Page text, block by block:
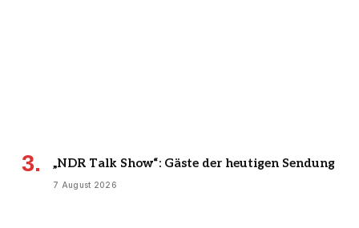
„NDR Talk Show“: Gäste der heutigen Sendung
7 August 2026